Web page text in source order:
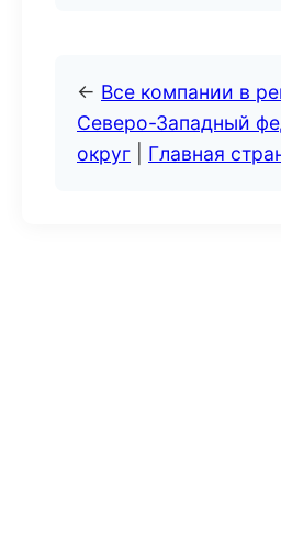
← Все компании в
Северо-Западный
округ
Главная